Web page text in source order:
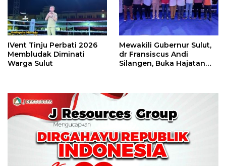
IVent Tinju Perbati 2026
Membludak Diminati
Warga Sulut
Mewakili Gubernur Sulut,
dr Fransiscus Andi
Silangen, Buka Hajatan